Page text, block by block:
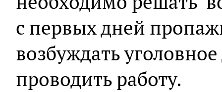
с первых дней
возбуждать
проводить работу.